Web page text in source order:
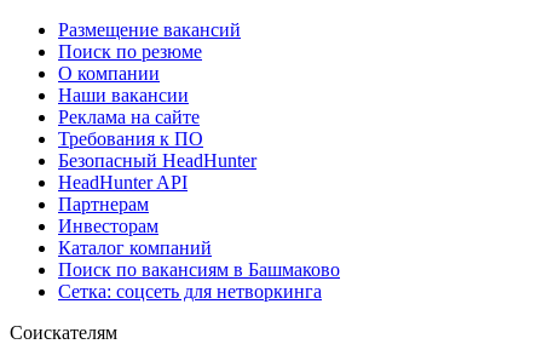
Размещение вакансий
Поиск по резюме
О компании
Наши вакансии
Реклама на сайте
Требования к ПО
Безопасный HeadHunter
HeadHunter API
Партнерам
Инвесторам
Каталог компаний
Поиск по вакансиям в Башмаково
Сетка: соцсеть для нетворкинга
Соискателям